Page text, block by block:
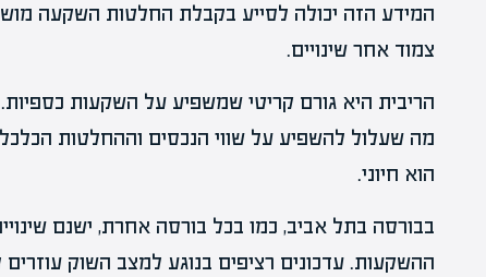
המידע הזה יכולה לסייע בקבלת החלטות השקעה
צמוד אחר שינויים.
הריבית היא גורם קריטי שמשפיע על השקעות
מה שעלול להשפיע על שווי הנכסים וההחלטות
הוא חיוני.
בבורסה בתל אביב, כמו בכל בורסה אחרת, ישנם
ההשקעות. עדכונים רציפים בנוגע למצב השוק